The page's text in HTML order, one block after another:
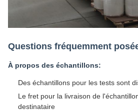
Questions fréquemment
À propos des échantillons:
Des échantillons pour les tests sont
Le fret pour la livraison de
destinataire